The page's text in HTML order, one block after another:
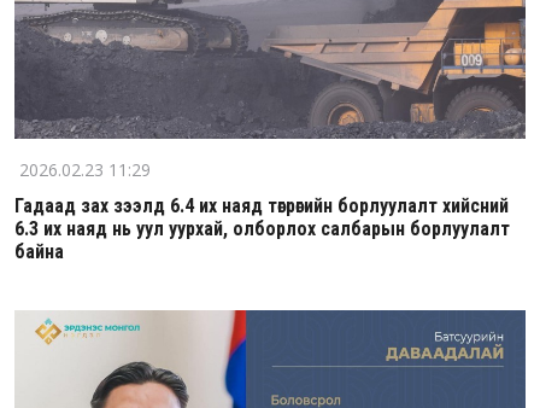
2026.02.23 11:29
Гадаад зах зээлд 6.4 их наяд төгрөгийн борлуулалт хийсний
6.3 их наяд нь уул уурхай, олборлох салбарын борлуулалт
байна